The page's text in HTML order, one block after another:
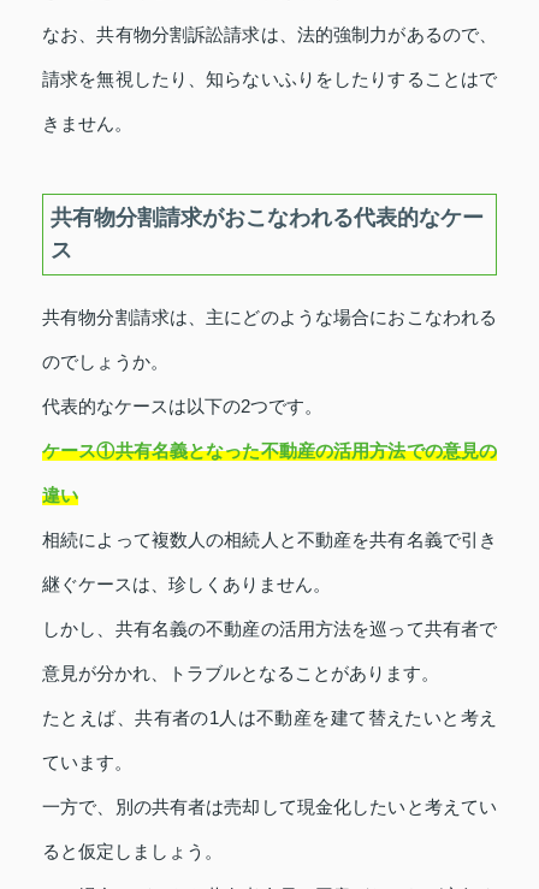
なお、共有物分割訴訟請求は、法的強制力があるので、
請求を無視したり、知らないふりをしたりすることはで
きません。
共有物分割請求がおこなわれる代表的なケー
ス
共有物分割請求は、主にどのような場合におこなわれる
のでしょうか。
代表的なケースは以下の2つです。
ケース①共有名義となった不動産の活用方法での意見の
違い
相続によって複数人の相続人と不動産を共有名義で引き
継ぐケースは、珍しくありません。
しかし、共有名義の不動産の活用方法を巡って共有者で
意見が分かれ、トラブルとなることがあります。
たとえば、共有者の1人は不動産を建て替えたいと考え
ています。
一方で、別の共有者は売却して現金化したいと考えてい
ると仮定しましょう。